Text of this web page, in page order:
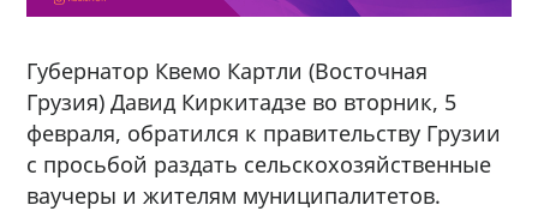
Губернатор Квемо Картли (Восточная
Грузия) Давид Киркитадзе во вторник, 5
февраля, обратился к правительству Грузии
с просьбой раздать сельскохозяйственные
ваучеры и жителям муниципалитетов.